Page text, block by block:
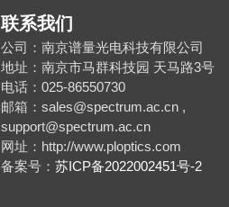
联系我们
公司：南京谱量光电科技有限公司
地址：南京市马群科技园 天马路3号
电话：025-86550730
邮箱：sales@spectrum.ac.cn ,
support@spectrum.ac.cn
网址：http://www.ploptics.com
备案号： 苏ICP备2022002451号-2